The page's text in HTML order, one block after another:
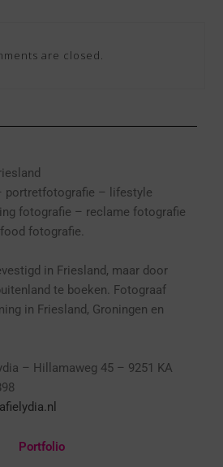
are closed.
portretfotografie – l ifestyle
fotografie – reclame fotografie
fotografie.
in Friesland, maar door
te boeken. Fotograaf
in Friesland, Groningen en
– Hillamaweg 45 – 9251 KA
Portfolio